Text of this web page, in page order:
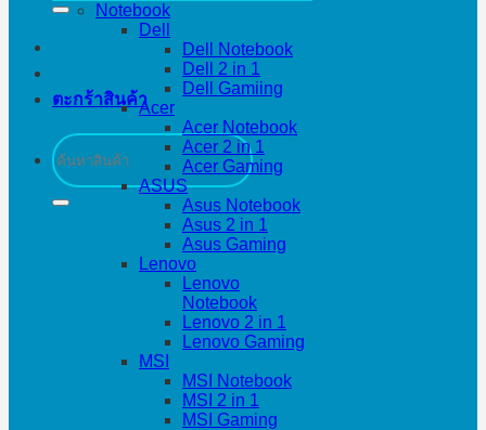
ตะกร้าสินค้า
ค้นหา:
Notebook
Dell
Dell Notebook
Dell 2 in 1
Dell Gamiing
Acer
Acer Notebook
Acer 2 in 1
Acer Gaming
ASUS
Asus Notebook
Asus 2 in 1
Asus Gaming
Lenovo
Lenovo
Notebook
Lenovo 2 in 1
Lenovo Gaming
MSI
MSI Notebook
MSI 2 in 1
MSI Gaming